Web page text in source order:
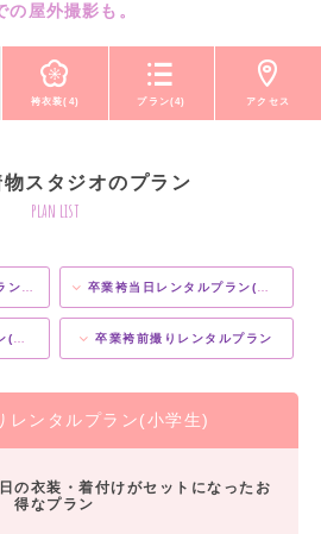
屋外撮影も。
袴衣装(4) プラン(4) アクセス
スタジオのプラン
plan list
生) 卒業袴当日レンタルプラン(小学生)
) 卒業袴前撮りレンタルプラン
レンタルプラン(小学生)
の衣装・着付けがセットになったお
得なプラン